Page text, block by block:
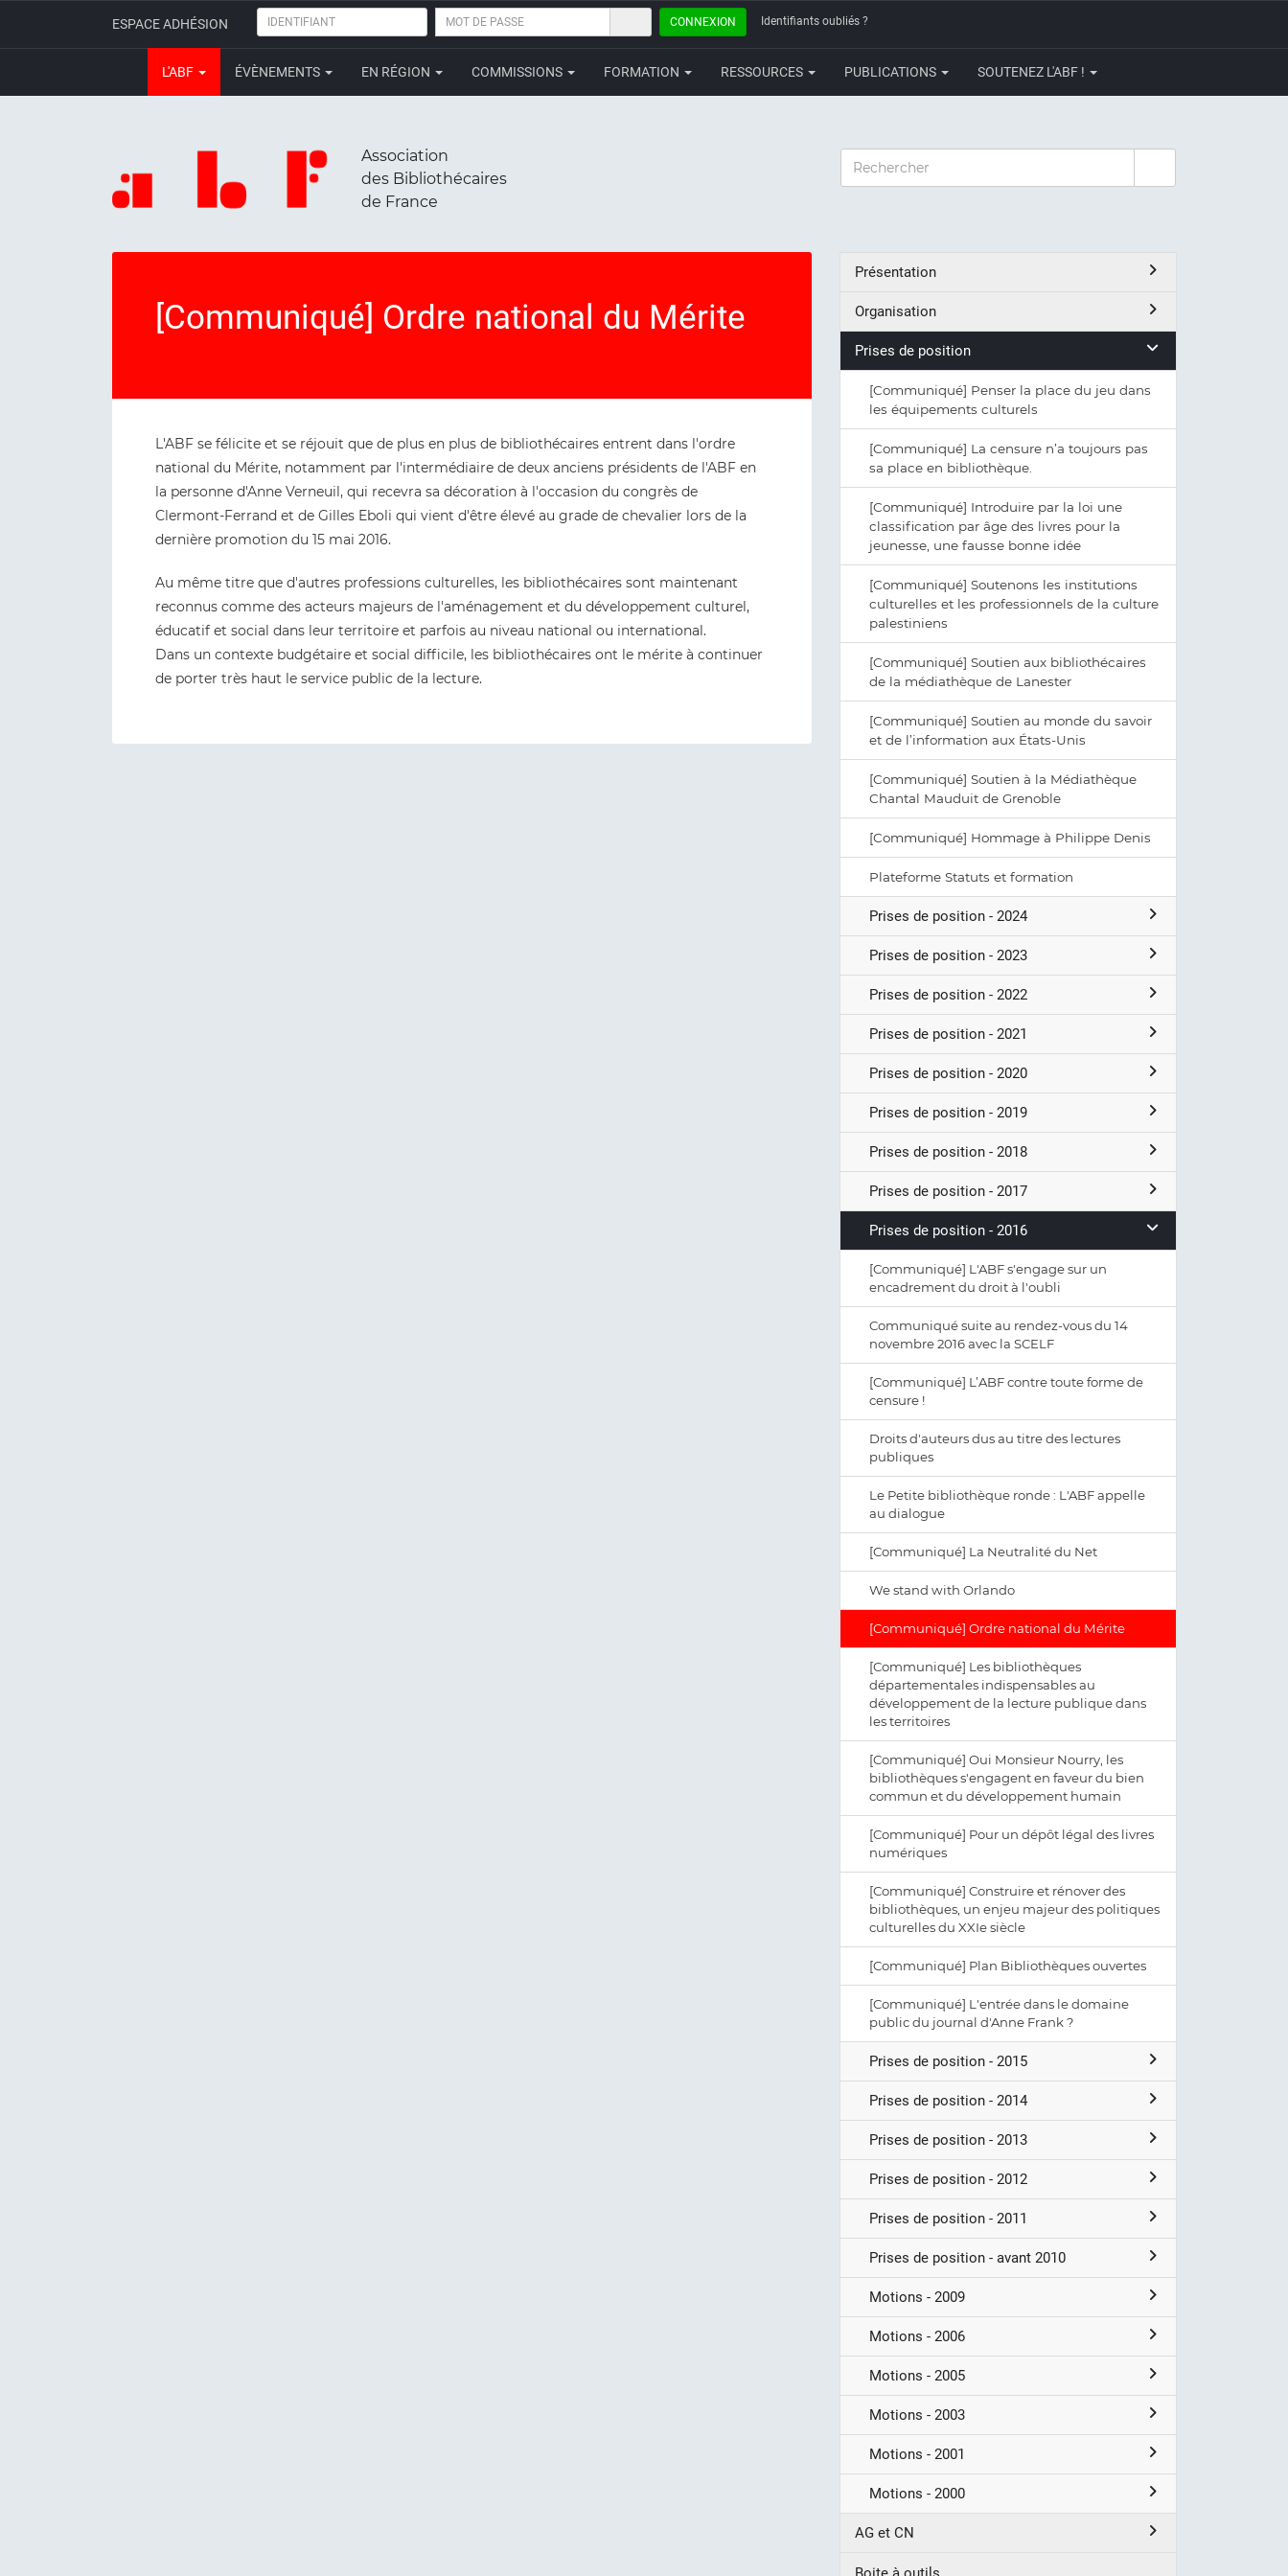
ESPACE ADHÉSION IDENTIFIANT
MOT
PASSE
CONNEXION Identifiants oubliés ?
L'ABF ÉVÈNEMENTS EN RÉGION COMMISSIONS FORMATION RESSOURCES PUBLICATIONS SOUTENEZ L'ABF !
Association
des Bibliothécaires
de France
RECHERCHER
[Communiqué] Ordre national du Mérite
L'ABF se félicite et se réjouit que de plus en plus de bibliothécaires entrent dans l'ordre
national du Mérite, notamment par l'intermédiaire de deux anciens présidents de l'ABF en
la personne d'Anne Verneuil, qui recevra sa décoration à l'occasion du congrès de
Clermont-Ferrand et de Gilles Eboli qui vient d'être élevé au grade de chevalier lors de la
dernière promotion du 15 mai 2016.
Au même titre que d'autres professions culturelles, les bibliothécaires sont maintenant
reconnus comme des acteurs majeurs de l'aménagement et du développement culturel,
éducatif et social dans leur territoire et parfois au niveau national ou international.
Dans un contexte budgétaire et social difficile, les bibliothécaires ont le mérite à continuer
de porter très haut le service public de la lecture.
Présentation
Organisation
Prises de position
[Communiqué] Penser la place du jeu dans
les équipements culturels
[Communiqué] La censure n’a toujours pas
sa place en bibliothèque.
[Communiqué] Introduire par la loi une
classification par âge des livres pour la
jeunesse, une fausse bonne idée
[Communiqué] Soutenons les institutions
culturelles et les professionnels de la culture
palestiniens
[Communiqué] Soutien aux bibliothécaires
de la médiathèque de Lanester
[Communiqué] Soutien au monde du savoir
et de l’information aux États-Unis
[Communiqué] Soutien à la Médiathèque
Chantal Mauduit de Grenoble
[Communiqué] Hommage à Philippe Denis
Plateforme Statuts et formation
Prises de position - 2024
Prises de position - 2023
Prises de position - 2022
Prises de position - 2021
Prises de position - 2020
Prises de position - 2019
Prises de position - 2018
Prises de position - 2017
Prises de position - 2016
[Communiqué] L'ABF s'engage sur un
encadrement du droit à l'oubli
Communiqué suite au rendez-vous du 14
novembre 2016 avec la SCELF
[Communiqué] L’ABF contre toute forme de
censure !
Droits d'auteurs dus au titre des lectures
publiques
Le Petite bibliothèque ronde : L'ABF appelle
au dialogue
[Communiqué] La Neutralité du Net
We stand with Orlando
[Communiqué] Ordre national du Mérite
[Communiqué] Les bibliothèques
départementales indispensables au
développement de la lecture publique dans
les territoires
[Communiqué] Oui Monsieur Nourry, les
bibliothèques s'engagent en faveur du bien
commun et du développement humain
[Communiqué] Pour un dépôt légal des livres
numériques
[Communiqué] Construire et rénover des
bibliothèques, un enjeu majeur des politiques
culturelles du XXIe siècle
[Communiqué] Plan Bibliothèques ouvertes
[Communiqué] L'entrée dans le domaine
public du journal d'Anne Frank ?
Prises de position - 2015
Prises de position - 2014
Prises de position - 2013
Prises de position - 2012
Prises de position - 2011
Prises de position - avant 2010
Motions - 2009
Motions - 2006
Motions - 2005
Motions - 2003
Motions - 2001
Motions - 2000
AG et CN